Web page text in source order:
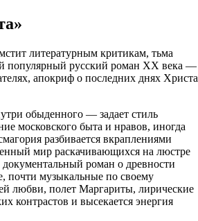
литературным критикам, тьма
популярный русский роман XX века —
апокриф о последних днях Христа
обыденного — задает стиль
московского быта и нравов, иногда
разбивается вкраплениями
мир раскачивающихся на люстре
роман о древности
почти музыкальные по своему
любви, полет Маргариты, лирические
контрастов и высекается энергия